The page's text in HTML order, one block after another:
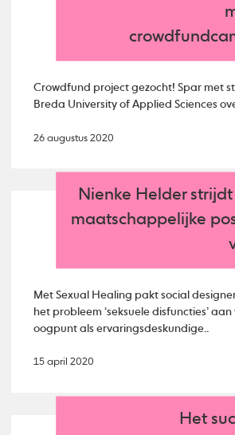
Crowdfund project gezocht! Spar met
Breda University of Applied Sciences
26 augustus 2020
Nienke Helder
maatschappelijke
Met Sexual Healing pakt social
het probleem ‘seksuele disfuncties’
oogpunt als ervaringsdeskundige..
15 april 2020
Het